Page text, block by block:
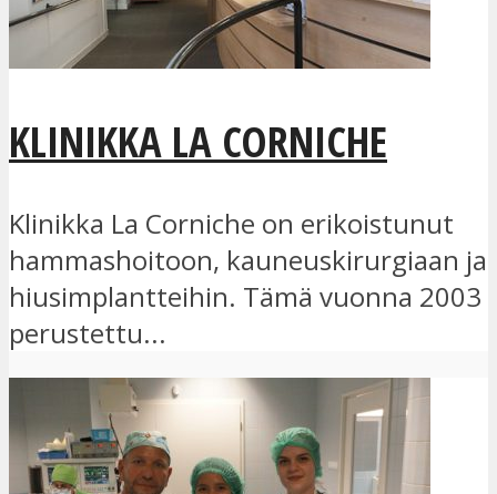
KLINIKKA LA CORNICHE
Klinikka La Corniche on erikoistunut
hammashoitoon, kauneuskirurgiaan ja
hiusimplantteihin. Tämä vuonna 2003
perustettu...